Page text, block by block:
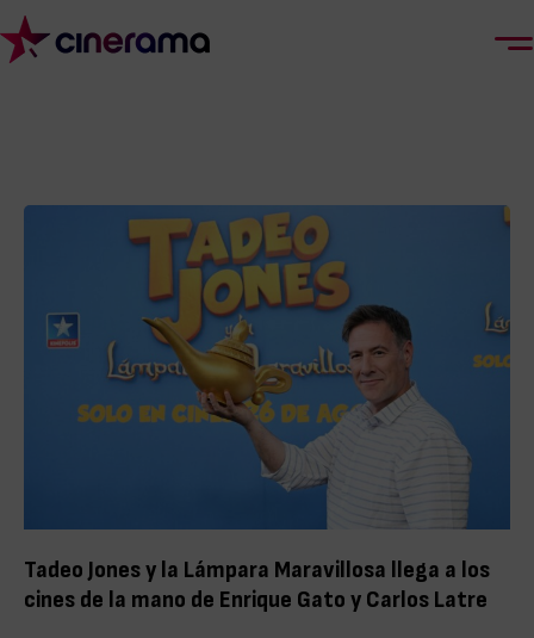
Tadeo Jones y la Lámpara Maravillosa llega a los
cines de la mano de Enrique Gato y Carlos Latre